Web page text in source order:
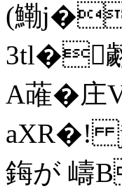
(鰳j�
3tl�翽
A蓶�庄
aXR�!
鋂が 嶹